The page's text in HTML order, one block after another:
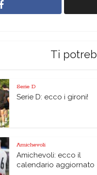
Ti
Serie D
Serie D: ecco i gironi!
Amichevoli
Amichevoli: ecco il
calendario aggiornato